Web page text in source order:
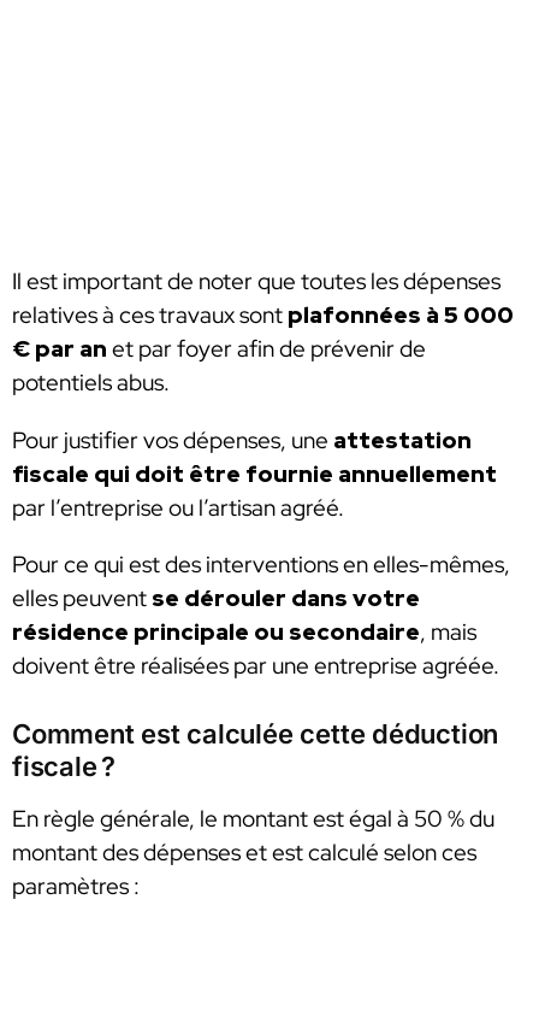
Il est important de noter que toutes les dépenses
relatives à ces travaux sont plafonnées à 5 000
€ par an et par foyer afin de prévenir de
potentiels abus.
Pour justifier vos dépenses, une attestation
fiscale qui doit être fournie annuellement
par l’entreprise ou l’artisan agréé.
Pour ce qui est des interventions en elles-mêmes,
elles peuvent se dérouler dans votre
résidence principale ou secondaire, mais
doivent être réalisées par une entreprise agréée.
Comment est calculée cette déduction
fiscale ?
En règle générale, le montant est égal à 50 % du
montant des dépenses et est calculé selon ces
paramètres :